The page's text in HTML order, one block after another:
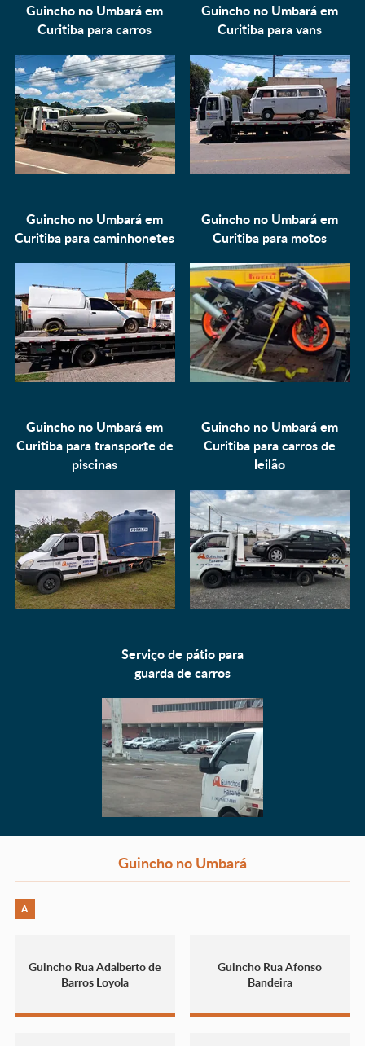
Guincho no Umbará em
Curitiba paracarros
Guincho no Umbará em
Curitiba paravans
Guincho no Umbará em
Curitiba paracaminhonetes
Guincho no Umbará em
Curitiba para motos
Guincho no Umbará em
Curitiba paratransporte de
piscinas
Guincho no Umbará em
Curitiba paracarros de
leilão
Serviço de pátio para
guarda de carros
Guincho no Umbará
A
Guincho Rua Adalberto de
Barros Loyola
Guincho Rua Afonso
Bandeira